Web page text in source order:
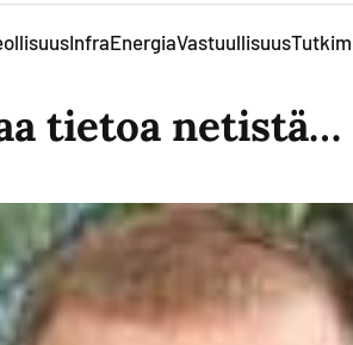
InfraEnergiaVastuullisuus
tietoa netistä…